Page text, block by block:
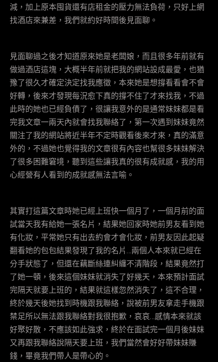
減，加上原本囤貨還有店租金的壓力無法負荷，只好上網
找酒店來兼差，我們就約好時間後見面聊。
見面聊過之後才知道原來她是老闆娘，而且很多年前就有
做過酒店這塊，大概半年前就把我的網站設成最愛，也猶
豫了很久才確定決定找我應徵，本來她是想撐看看會不會
好轉，後來才發現每況愈下真的撐不住了才來找我，不過
此時的她也已經負債了，很讓我意外的是通常妹妹都是看
完我文章一兩天內就會找我聯絡了，第一次遇到妹妹竟然
關注了我的網站將近半年不定時觀看後來才來，真的滿意
外的，不過她也覺得我的文章很有內容也幫很多妹妹解決
了很多困難窘境，聽到這些讓我真的很有成就感，我的用
心經營有人看到的成就感無法言喻。
其實打這篇文章時她已經上班快一個月了，一個月前的面
試當天我有給她一張名片，結果她回家時她前男友看到她
有化妝，平常她只有出去約會才會化妝，前男友因此起疑
翻看她的包包結果發現了我的名片…兩個人本來就已經在
分手狀態了，但還在藕斷絲連糾纏不清階段，結果竟然打
了她一頓，後來這個妹妹就消失了好幾天，本來預計面試
完隔天就要上班的，結果就這樣忽然消失了，這不合理，
終於幾天後她找到時機跟我聯絡，說被前男友拿走手機跟
禁足所以無法跟我聯絡對我很抱歉，哀哀…感情本來就該
好聚好散，不應該如此強求，終於在面試完一個月後妹妹
又再跟我聯絡說隔天要上班，我們當然會好好帶妹妹賺
錢，畢竟我們帶人是帶心的。